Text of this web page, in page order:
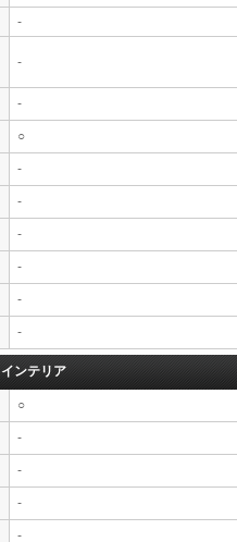
-
-
-
○
-
-
-
-
-
-
インテリア
○
-
-
-
-